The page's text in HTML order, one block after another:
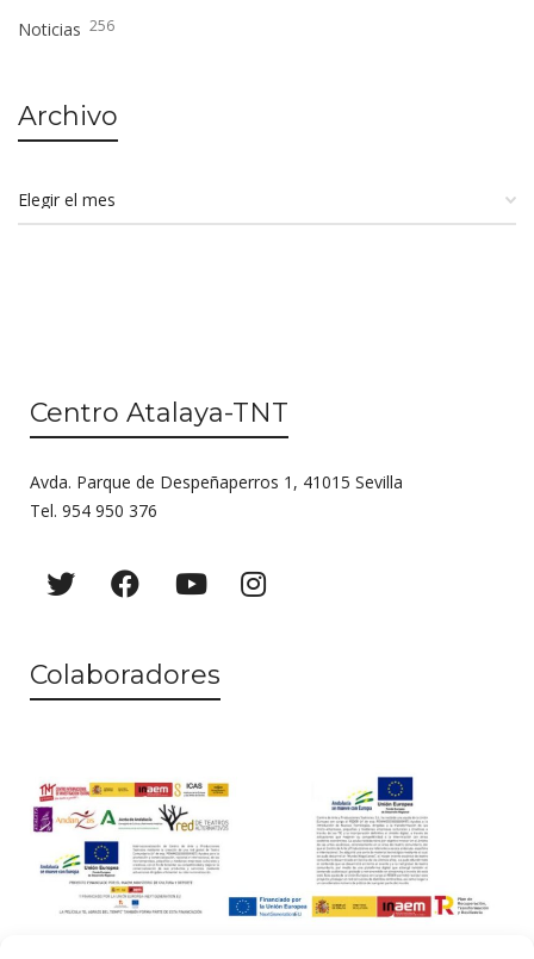
Noticias 256
Archivo
Centro Atalaya-TNT
Avda. Parque de Despeñaperros 1, 41015 Sevilla
Tel. 954 950 376
Colaboradores